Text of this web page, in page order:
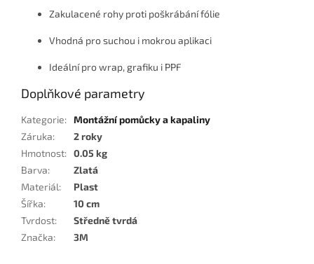
Zakulacené rohy proti poškrábání fólie
Vhodná pro suchou i mokrou aplikaci
Ideální pro wrap, grafiku i PPF
Doplňkové parametry
Kategorie: Montážní pomůcky a kapaliny
Záruka:
2 roky
Hmotnost: 0.05 kg
Barva:
Zlatá
Materiál:
Plast
Šířka:
10 cm
Tvrdost:
Středně tvrdá
Značka: 3M